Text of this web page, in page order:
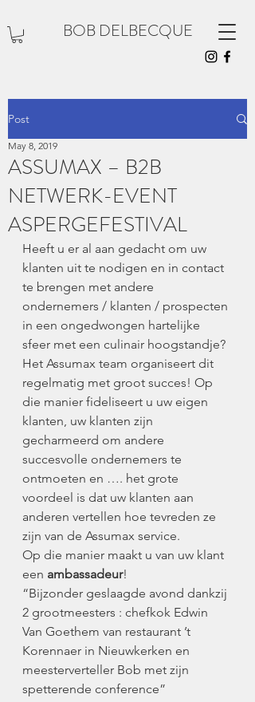
BOB DELBECQUE
Post
ASSUMAX – B2B
NETWERK-EVENT
ASPERGEFESTIVAL
May 8, 2019
Heeft u er al aan gedacht om uw
klanten uit te nodigen en in contact
te brengen met andere
ondernemers / klanten / prospecten
in een ongedwongen hartelijke
sfeer met een culinair hoogstandje?
Het Assumax team organiseert dit
regelmatig met groot succes! Op
die manier fideliseert u uw eigen
klanten, uw klanten zijn
gecharmeerd om andere
succesvolle ondernemers te
ontmoeten en …. het grote
voordeel is dat uw klanten aan
anderen vertellen hoe tevreden ze
zijn van de Assumax service.
Op die manier maakt u van uw klant
een ambassadeur!
“Bijzonder geslaagde avond dankzij
2 grootmeesters : chefkok Edwin
Van Goethem van restaurant ’t
Korennaer in Nieuwkerken en
meesterverteller Bob met zijn
spetterende conference”